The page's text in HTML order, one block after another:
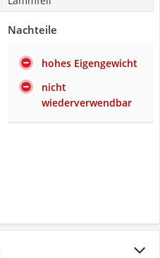
Nachteile
hohes Eigengewicht
nicht
wiederverwendbar